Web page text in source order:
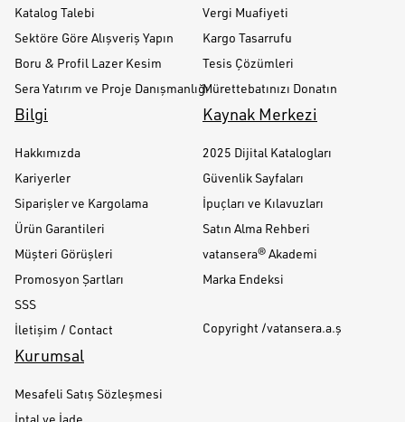
Katalog Talebi
Sektöre Göre Alışveriş Yapın
Boru & Profil Lazer Kesim
Sera Yatırım ve Proje Danışmanlığı
Vergi Muafiyeti
Kargo Tasarrufu
Tesis Çözümleri
Mürettebatınızı Donatın
Bilgi
Hakkımızda
Kariyerler
Siparişler ve Kargolama
Ürün Garantileri
Müşteri Görüşleri
Promosyon Şartları
SSS
İletişim / Contact
Kaynak Merkezi
2025 Dijital Katalogları
Güvenlik Sayfaları
İpuçları ve Kılavuzları
Satın Alma Rehberi
vatansera® Akademi
Marka Endeksi
Copyright /vatansera.a.ş
Kurumsal
Mesafeli Satış Sözleşmesi
İptal ve İade